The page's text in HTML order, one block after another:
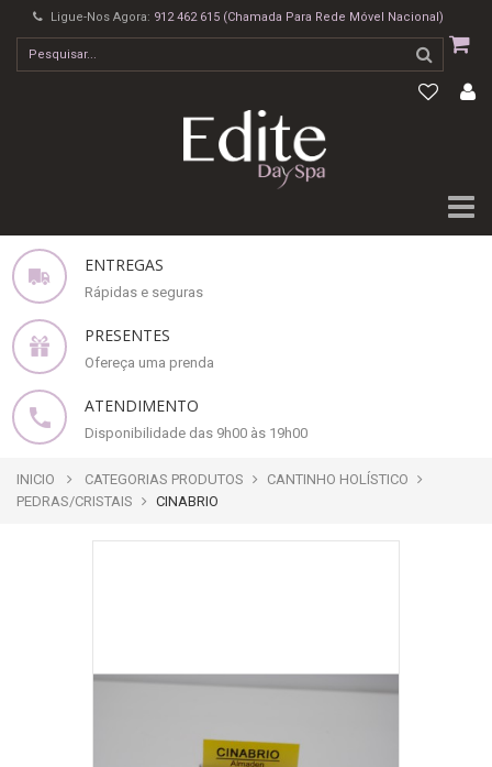
Ligue-Nos Agora: 912 462 615 (Chamada Para Rede Móvel Nacional)
ENTREGAS
Rápidas e seguras
PRESENTES
Ofereça uma prenda
ATENDIMENTO
Disponibilidade das 9h00 às 19h00
INICIO CATEGORIAS PRODUTOS
CANTINHO HOLÍSTICO
PEDRAS/CRISTAIS
CINABRIO